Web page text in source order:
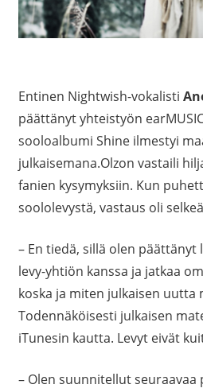
Entinen Nightwish-vokalisti
päättänyt yhteistyön
sooloalbumi Shine ilmestyi
julkaisemana.Olzon vastaili
fanien kysymyksiin. Kun
soololevystä, vastaus oli
– En tiedä, sillä olen
levy-yhtiön kanssa ja jatkaa
koska ja miten julkaisen uutta
Todennäköisesti julkaisen
iTunesin kautta. Levyt eivät
– Olen suunnitellut